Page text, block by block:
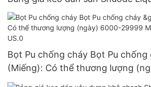
Bọt Pu chống cháy Bọt Pu chống
(Miếng): Có thể thương lượng
29999 Miếng Nguồn cung US.0